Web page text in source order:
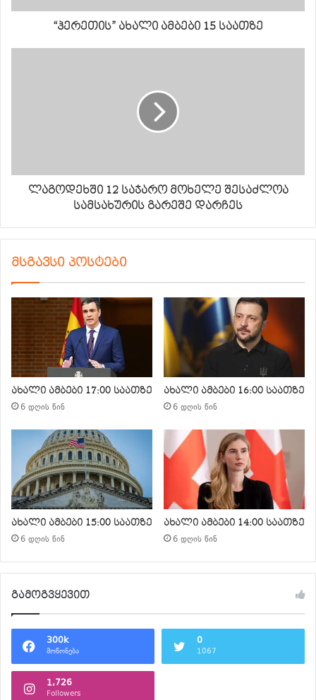
“ჰერეთის” ახალი ამბები 15 საათზე
ლაგოდეხში 12 საჯარო მოხელე შესაძლოა
სამსახურის გარეშე დარჩეს
მსგავსი პოსტები
ახალი ამბები 17:00 საათზე
6 დღის წინ
ახალი ამბები 16:00 საათზე
6 დღის წინ
ახალი ამბები 15:00 საათზე
6 დღის წინ
ახალი ამბები 14:00 საათზე
6 დღის წინ
გამოგვყევით
300k
მოწონება
0
1067
1,726
Followers